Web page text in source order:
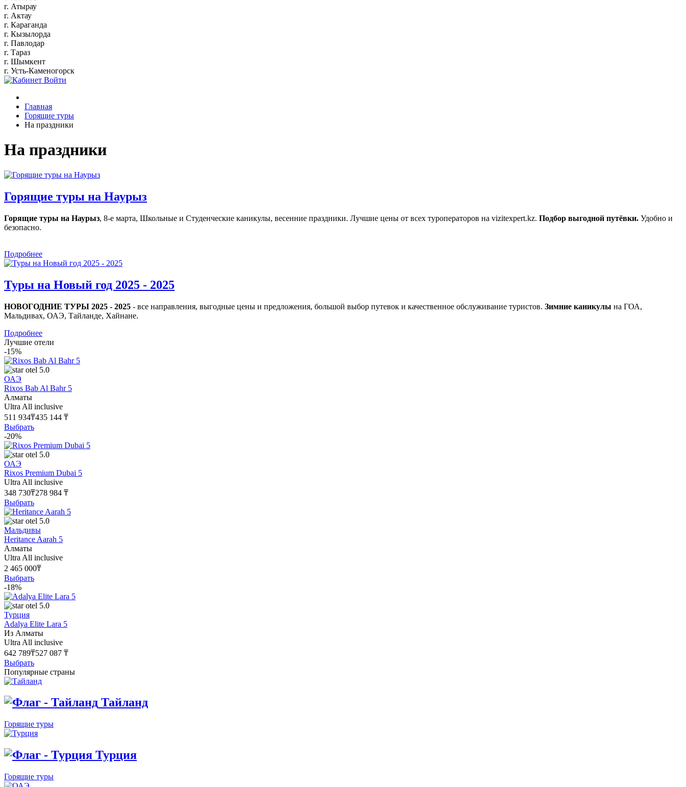
г. Атырау
г. Актау
г. Караганда
г. Кызылорда
г. Павлодар
г. Тараз
г. Шымкент
г. Усть-Каменогорск
Войти
Главная
Горящие туры
На праздники
На праздники
Горящие туры на Наурыз
Горящие туры на Наурыз, 8-е марта, Школьные и Студенческие каникулы, весенние праздники. Лучшие цены от всех туроператоров на vizitexpert.kz. Подбор выгодной путёвки. Удобно и
безопасно.
Подробнее
Туры на Новый год 2025 - 2025
НОВОГОДНИЕ ТУРЫ 2025 - 2025 - все направления, выгодные цены и предложения, большой выбор путевок и качественное обслуживание туристов. Зимние каникулы на ГОА,
Мальдивах, ОАЭ, Тайланде, Хайнане.
Подробнее
Лучшие отели
-15%
5.0
ОАЭ
Rixos Bab Al Bahr 5
Алматы
Ultra All inclusive
511 934₸435 144 ₸
Выбрать
-20%
5.0
ОАЭ
Rixos Premium Dubai 5
Ultra All inclusive
348 730₸278 984 ₸
Выбрать
5.0
Мальдивы
Heritance Aarah 5
Алматы
Ultra All inclusive
2 465 000₸
Выбрать
-18%
5.0
Турция
Adalya Elite Lara 5
Из Алматы
Ultra All inclusive
642 789₸527 087 ₸
Выбрать
Популярные страны
Тайланд
Горящие туры
Турция
Горящие туры